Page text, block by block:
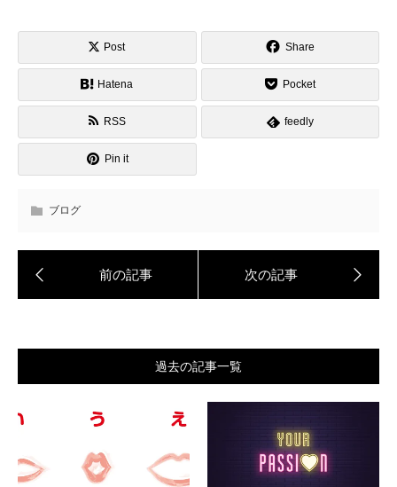
Post Share
Hatena Pocket
RSS feedly
Pin it
ブログ
過去の記事一覧